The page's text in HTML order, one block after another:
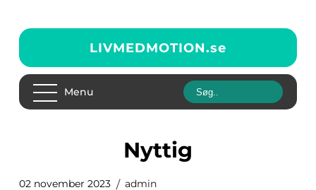
LIVMEDMOTION.se
Menu
nyttig
02 november 2023 admin